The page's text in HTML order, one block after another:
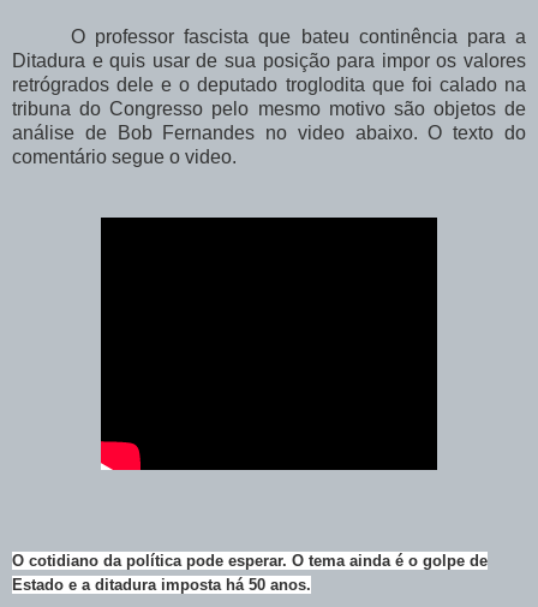
O professor fascista que bateu continência para a
Ditadura e quis usar de sua posição para impor os valores
retrógrados dele e o deputado troglodita que foi calado na
tribuna do Congresso pelo mesmo motivo são objetos de
análise de Bob Fernandes no video abaixo. O texto do
comentário segue o video.
O cotidiano da política pode esperar. O tema ainda é o golpe de
Estado e a ditadura imposta há 50 anos.